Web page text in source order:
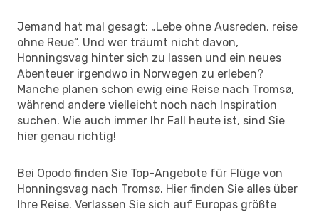
Jemand hat mal gesagt: „Lebe ohne Ausreden, reise
ohne Reue“. Und wer träumt nicht davon,
Honningsvag hinter sich zu lassen und ein neues
Abenteuer irgendwo in Norwegen zu erleben?
Manche planen schon ewig eine Reise nach Tromsø,
während andere vielleicht noch nach Inspiration
suchen. Wie auch immer Ihr Fall heute ist, sind Sie
hier genau richtig!
Bei Opodo finden Sie Top-Angebote für Flüge von
Honningsvag nach Tromsø. Hier finden Sie alles über
Ihre Reise. Verlassen Sie sich auf Europas größte